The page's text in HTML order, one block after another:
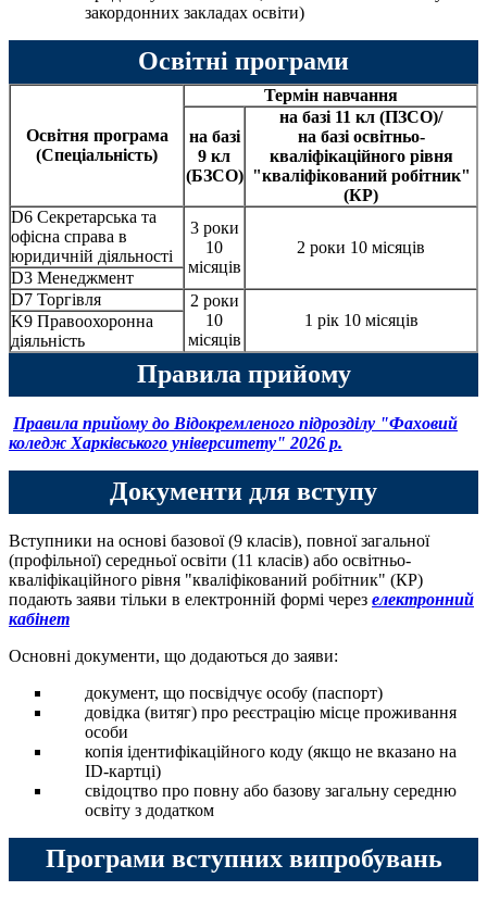
закордонних закладах освіти)
Освітні програми
Освітня програма
(Спеціальність)
Термін навчання
на базі
9 кл
(БЗСО)
на базі 11 кл (ПЗСО)/
на базі освітньо-
кваліфікаційного рівня
"кваліфікований робітник"
(КР)
D6 Секретарська та
офісна справа в
юридичній діяльності
3 роки
10
місяців
2 роки 10 місяців
D3 Менеджмент
D7 Торгівля
2 роки
10
місяців
1 рік 10 місяців
K9 Правоохоронна
діяльність
Правила прийому
Правила прийому до Відокремленого підрозділу "Фаховий
коледж Харківського університету" 2026 р.
Документи для вступу
Вступники на основі базової (9 класів), повної загальної
(профільної) середньої освіти (11 класів) або освітньо-
кваліфікаційного рівня "кваліфікований робітник" (КР)
подають заяви тільки в електронній формі через електронний
кабінет
Основні документи, що додаються до заяви:
документ, що посвідчує особу (паспорт)
довідка (витяг) про реєстрацію місце проживання
особи
копія ідентифікаційного коду (якщо не вказано на
ID-картці)
свідоцтво про повну або базову загальну середню
освіту з додатком
Програми вступних випробувань